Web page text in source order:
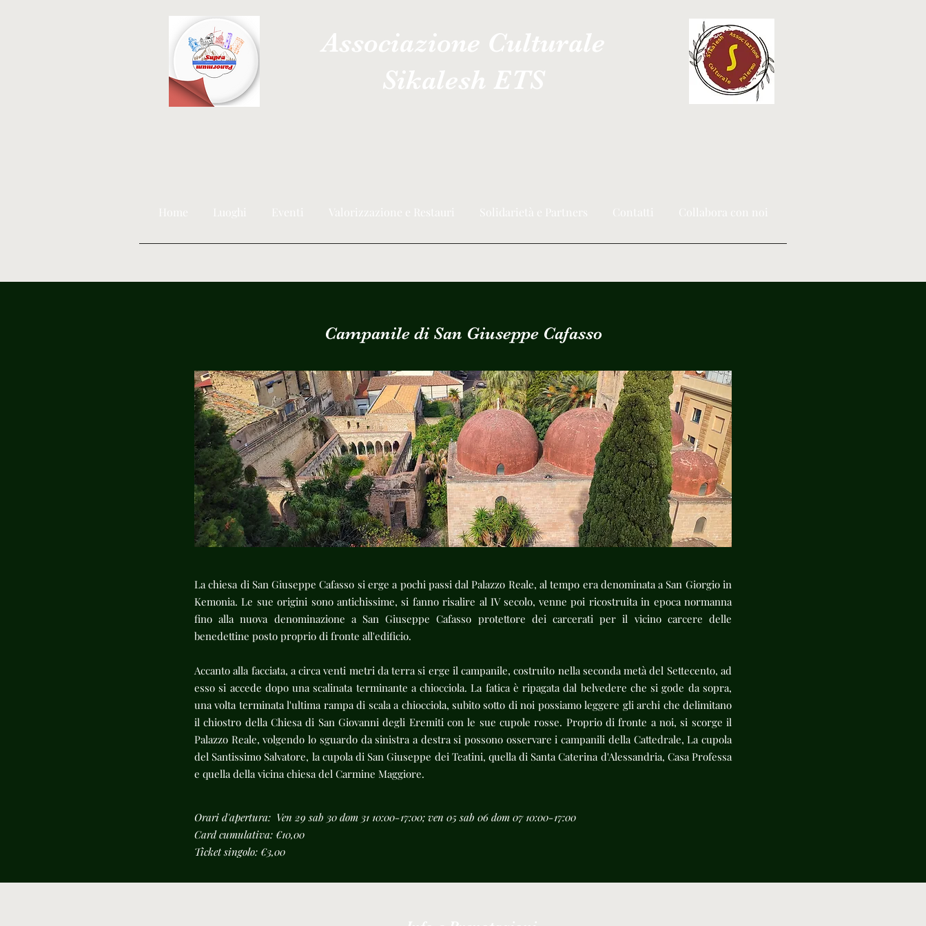
Associazione Culturale
Sikalesh ETS
Home Luoghi Eventi Valorizzazione e Restauri Solidarietà e Partners Contatti Collabora con noi
Campanile di San Giuseppe Cafasso
La chiesa di San Giuseppe Cafasso si erge a pochi passi dal Palazzo Reale, al tempo era denominata a San Giorgio in
Kemonia. Le sue origini sono antichissime, si fanno risalire al IV secolo, venne poi ricostruita in epoca normanna
fino alla nuova denominazione a San Giuseppe Cafasso protettore dei carcerati per il vicino carcere delle
benedettine posto proprio di fronte all'edificio.
Accanto alla facciata, a circa venti metri da terra si erge il campanile, costruito nella seconda metà del Settecento, ad
esso si accede dopo una scalinata terminante a chiocciola. La fatica è ripagata dal belvedere che si gode da sopra,
una volta terminata l'ultima rampa di scala a chiocciola, subito sotto di noi possiamo leggere gli archi che delimitano
il chiostro della Chiesa di San Giovanni degli Eremiti con le sue cupole rosse. Proprio di fronte a noi, si scorge il
Palazzo Reale, volgendo lo sguardo da sinistra a destra si possono osservare i campanili della Cattedrale, La cupola
del Santissimo Salvatore, la cupola di San Giuseppe dei Teatini, quella di Santa Caterina d'Alessandria, Casa Professa
e quella della vicina chiesa del Carmine Maggiore.
Orari d'apertura: Ven 29 sab 30 dom 31 10:00-17:00; ven 05 sab 06 dom 07 10:00-17:00
Card cumulativa: €10,00
Ticket singolo: €3,00